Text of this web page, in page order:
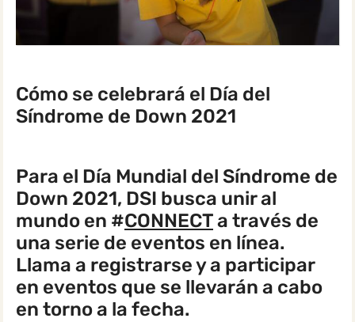
Cómo se celebrará el Día del
Síndrome de Down 2021
Para el Día Mundial del Síndrome de
Down 2021, DSI busca unir al
mundo en #CONNECTa través de
una serie de eventos en línea.
Llama a registrarse y a participar
en eventos que se llevarán a cabo
en torno a la fecha.